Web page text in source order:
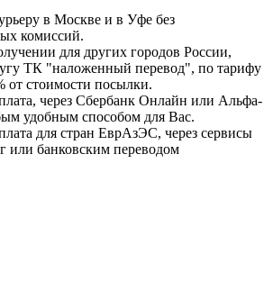
в Москве и в Уфе без
комиссий.
для других городов России,
ТК "наложенный перевод", по тарифу
от стоимости посылки.
через Сбербанк Онлайн или Альфа-
удобным способом для Вас.
для стран ЕврАзЭС, через сервисы
или банковским переводом